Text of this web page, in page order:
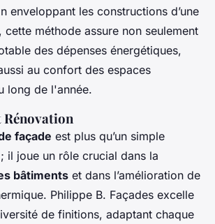
enveloppant les constructions d’une
cette méthode assure non seulement
des dépenses énergétiques,
au confort des espaces
long de l'année.
Rénovation
façade est plus qu’un simple
il joue un rôle crucial dans la
bâtiments et dans l’amélioration de
Philippe B. Façades excelle
de finitions, adaptant chaque